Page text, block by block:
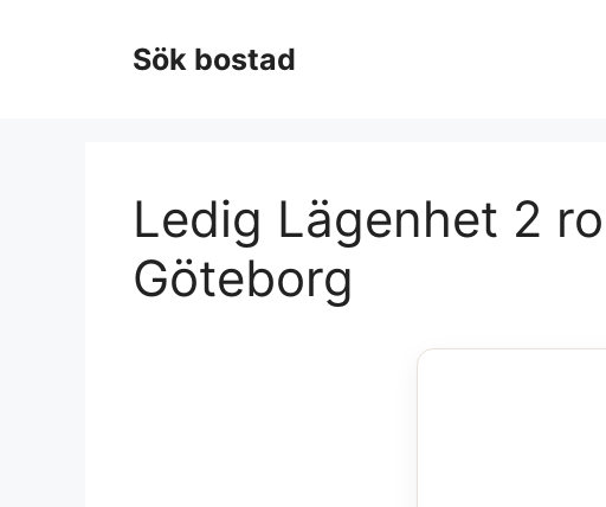
Sök bostad
Ledig Lägenhet 2
Göteborg